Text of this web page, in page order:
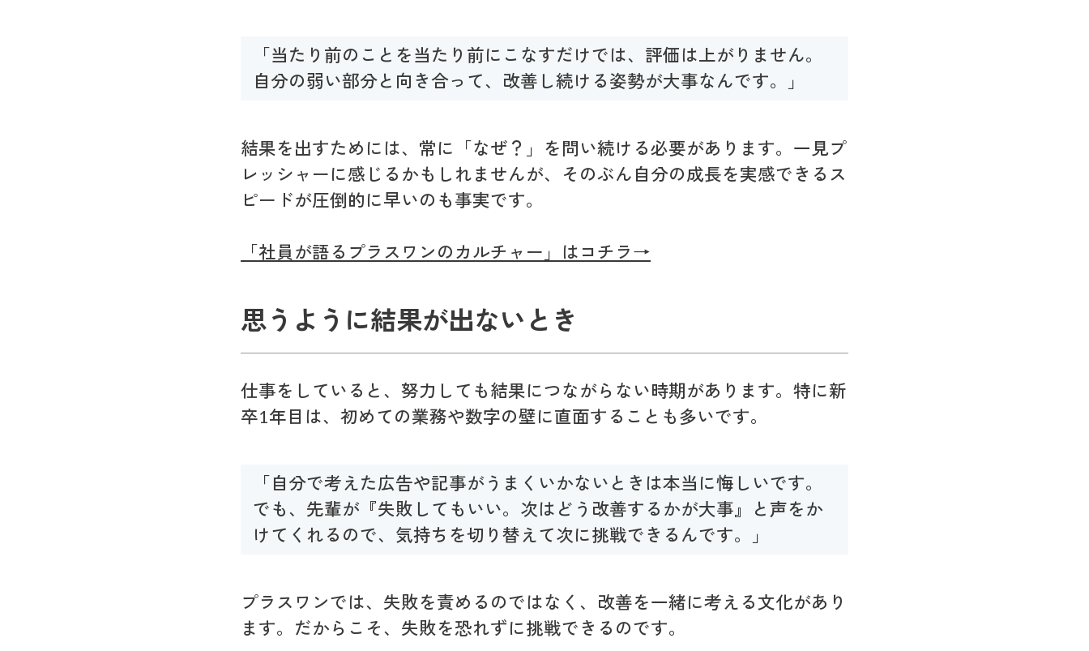
「当たり前のことを当たり前にこなすだけでは、評価は上がりません。
自分の弱い部分と向き合って、改善し続ける姿勢が大事なんです。」
結果を出すためには、常に「なぜ？」を問い続ける必要があります。一見プ
レッシャーに感じるかもしれませんが、そのぶん自分の成長を実感できるス
ピードが圧倒的に早いのも事実です。
「社員が語るプラスワンのカルチャー」はコチラ→
思うように結果が出ないとき
仕事をしていると、努力しても結果につながらない時期があります。特に新
卒1年目は、初めての業務や数字の壁に直面することも多いです。
「自分で考えた広告や記事がうまくいかないときは本当に悔しいです。
でも、先輩が『失敗してもいい。次はどう改善するかが大事』と声をか
けてくれるので、気持ちを切り替えて次に挑戦できるんです。」
プラスワンでは、失敗を責めるのではなく、改善を一緒に考える文化があり
ます。だからこそ、失敗を恐れずに挑戦できるのです。